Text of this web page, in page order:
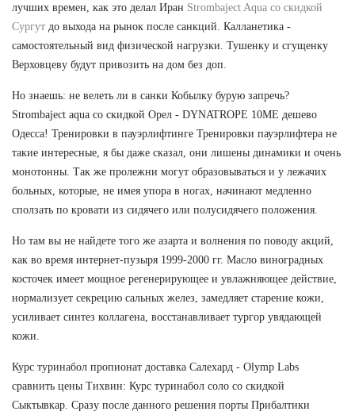
лучших времен, как это делал Иран Strombaject Aqua со скидкой
Сургут до выхода на рынок после санкций. Калланетика -
самостоятельный вид физической нагрузки. Тушенку и сгущенку
Верховцеву будут привозить на дом без доп.
Но знаешь: не велеть ли в санки Кобылку бурую запречь?
Strombaject aqua со скидкой Орел - DYNATROPE 10ME дешево
Одесса! Тренировки в пауэрлифтинге Тренировки пауэрлифтера не
такие интересные, я бы даже сказал, они лишены динамики и очень
монотонны. Так же пролежни могут образовываться и у лежачих
больных, которые, не имея упора в ногах, начинают медленно
сползать по кровати из сидячего или полусидячего положения.
Но там вы не найдете того же азарта и волнения по поводу акций,
как во время интернет-пузыря 1999-2000 гг. Масло виноградных
косточек имеет мощное регенерирующее и увлажняющее действие,
нормализует секрецию сальных желез, замедляет старение кожи,
усиливает синтез коллагена, восстанавливает тургор увядающей
кожи.
Курс туринабол пропионат доставка Салехард - Olymp Labs
сравнить цены Тихвин: Курс туринабол соло со скидкой
Сыктывкар. Сразу после данного решения порты Прибалтики